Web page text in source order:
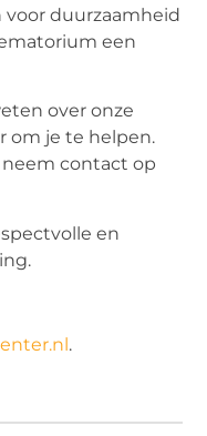
duurzaamheid
een
over onze
om je te helpen.
contact op
en
.